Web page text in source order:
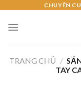
content
CHUYÊN
TRANG CHỦ /
TAY